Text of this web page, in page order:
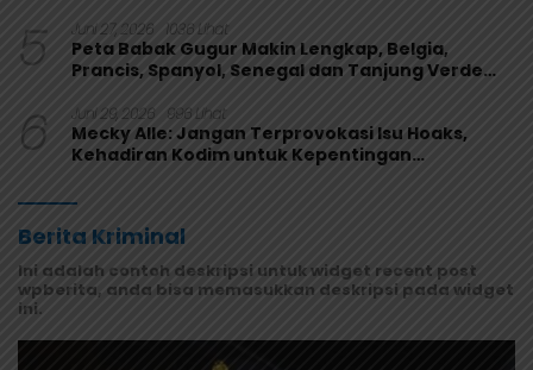
5 Juni 27, 2026 1036 Lihat
Peta Babak Gugur Makin Lengkap, Belgia,
Prancis, Spanyol, Senegal dan Tanjung Verde
6 Juni 29, 2026 996 Lihat
Mecky Alle: Jangan Terprovokasi Isu Hoaks,
Kehadiran Kodim untuk Kepentingan
Berita Kriminal
Ini adalah contoh deskripsi untuk widget recent post
wpberita, anda bisa memasukkan deskripsi pada widget
ini.